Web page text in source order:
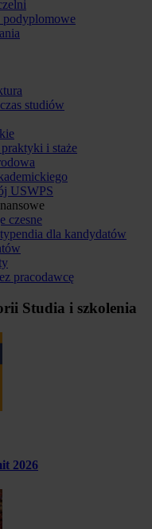
podyplomowe
studiów
i staże
USWPS
czesne
dla kandydatów
pracodawcę
Studia i szkolenia
2026